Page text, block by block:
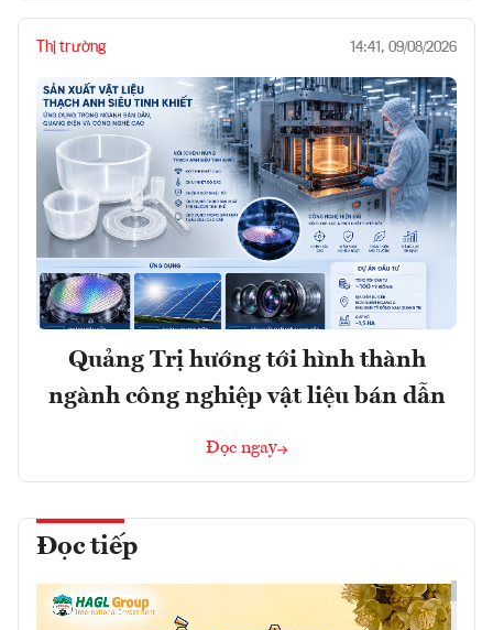
Thị trường 14:41, 09/08/2026
Quảng Trị hướng tới hình thành
ngành công nghiệp vật liệu bán dẫn
Đọc ngay
Đọc tiếp